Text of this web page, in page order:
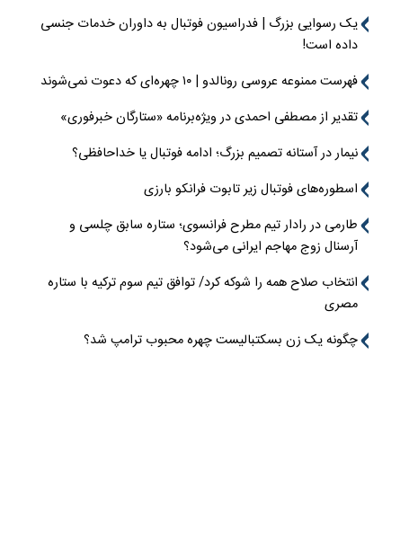
یک رسوایی بزرگ | فدراسیون فوتبال به داوران خدمات جنسی
داده است!
فهرست ممنوعه عروسی رونالدو | ۱۰ چهره‌ای که دعوت نمی‌شوند
تقدیر از مصطفی احمدی در ویژه‌برنامه «ستارگان خبرفوری»
نیمار در آستانه تصمیم بزرگ؛ ادامه فوتبال یا خداحافظی؟
اسطوره‌های فوتبال زیر تابوت فرانکو بارزی
طارمی در رادار تیم مطرح فرانسوی؛ ستاره سابق چلسی و
آرسنال زوج مهاجم ایرانی می‌شود؟
انتخاب صلاح همه را شوکه کرد/ توافق تیم سوم ترکیه با ستاره
مصری
چگونه یک زن بسکتبالیست چهره محبوب ترامپ شد؟